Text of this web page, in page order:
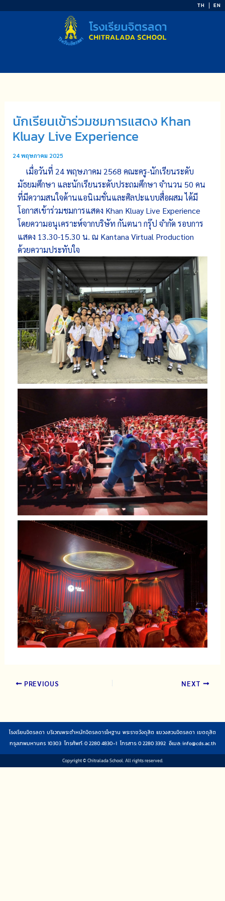
TH EN
นักเรียนเข้าร่วมชมการแสดง Khan
Kluay Live Experience
24 พฤษภาคม 2025
เมื่อวันที่ 24 พฤษภาคม 2568 คณะครู-นักเรียนระดับ
มัธยมศึกษา และนักเรียนระดับประถมศึกษา จำนวน 50 คน
ที่มีความสนใจด้านแอนิเมชั่นและศิลปะแบบสื่อผสม ได้มี
โอกาสเข้าร่วมชมการแสดง Khan Kluay Live Experience
โดยความอนุเคราะห์จากบริษัท กันตนา กรุ๊ป จำกัด รอบการ
แสดง 13.30-15.30 น. ณ Kantana Virtual Production
ด้วยความประทับใจ
PREVIOUS NEXT
โรงเรียนจิตรลดา บริเวณพระตำหนักจิตรลดารโหฐาน พระราชวังดุสิต แขวงสวนจิตรลดา เขตดุสิต
กรุงเทพมหานคร 10303 โทรศัพท์: 0 2280 4830-1 โทรสาร: 0 2280 3392 อีเมล:info@cds.ac.th
Copyright © Chitralada School. All rights reserved.